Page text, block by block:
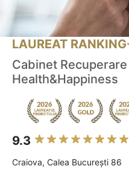
LAUREAT
Cabinet
Health&Happiness
9.3
Craiova, Calea București 86